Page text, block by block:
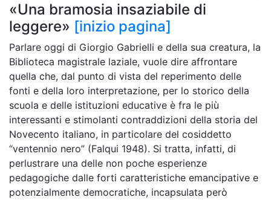
«Una bramosia insaziabile di
leggere» [inizio pagina]
Parlare oggi di Giorgio Gabrielli e della sua creatura, la
Biblioteca magistrale laziale, vuole dire affrontare
quella che, dal punto di vista del reperimento delle
fonti e della loro interpretazione, per lo storico della
scuola e delle istituzioni educative è fra le più
interessanti e stimolanti contraddizioni della storia del
Novecento italiano, in particolare del cosiddetto
“ventennio nero” (Falqui 1948). Si tratta, infatti, di
perlustrare una delle non poche esperienze
pedagogiche dalle forti caratteristiche emancipative e
potenzialmente democratiche, incapsulata però